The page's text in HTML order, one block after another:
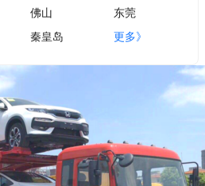
佛山
东莞
秦皇岛 更多》